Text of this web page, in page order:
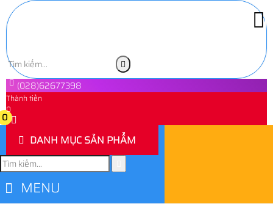
(028)62677398
Thành tiền
0
0
DANH MỤC SẢN PHẨM
MENU